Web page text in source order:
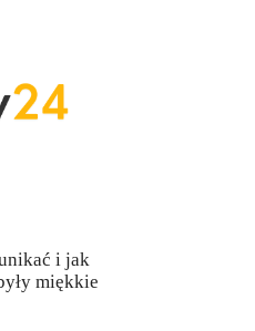
i jak
miękkie